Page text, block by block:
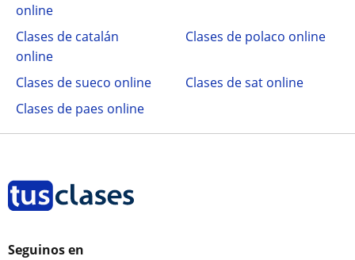
online
Clases de catalán
online
Clases de polaco online
Clases de sueco online
Clases de sat online
Clases de paes online
Seguinos en